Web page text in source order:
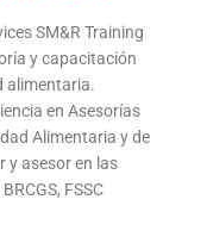
SM&R Training
y capacitación
alimentaria.
en Asesorías
Alimentaria y de
y asesor en las
FSSC